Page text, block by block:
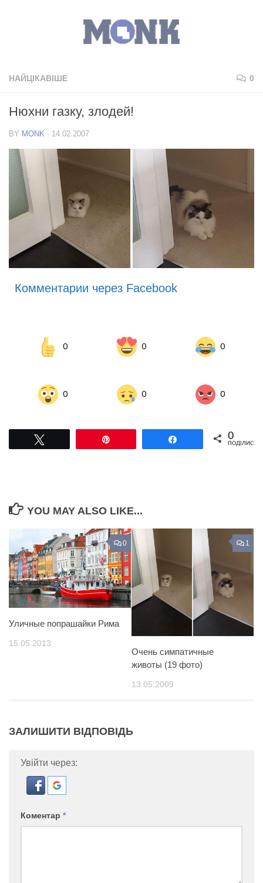
НАЙЦІКАВІШЕ 0
Нюхни газку, злодей!
BY MONK · 14.02.2007
Комментарии через Facebook
0 0 0
0 0 0
Поділитися0
ПОДІЛИСЬ
YOU MAY ALSO LIKE...
0
Уличные попрашайки Рима
15.05.2013
1
Очень симпатичные
животы (19 фото)
13.05.2009
ЗАЛИШИТИ ВІДПОВІДЬ
Увійти через:
Коментар *